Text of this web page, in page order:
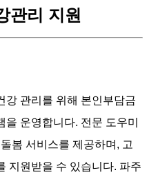
관리 지원
강 관리를 위해 본인부담금
운영합니다. 전문 도우미
봄 서비스를 제공하며, 고
지원받을 수 있습니다. 파주